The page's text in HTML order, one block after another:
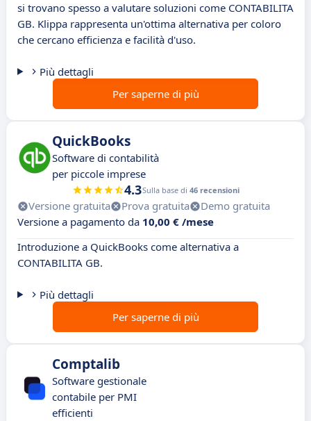
si trovano spesso a valutare soluzioni come CONTABILITA
GB. Klippa rappresenta un'ottima alternativa per coloro
che cercano efficienza e facilità d'uso.
Più dettagli
Per saperne di più
QuickBooks
Software di contabilità
per piccole imprese
4.3Sulla base di 46 recensioni
Versione gratuita Prova gratuita
Demo gratuita
Versione a pagamento da 10,00 € /mese
Introduzione a QuickBooks come alternativa a
CONTABILITA GB.
Più dettagli
Per saperne di più
Comptalib
Software gestionale
contabile per PMI
efficienti